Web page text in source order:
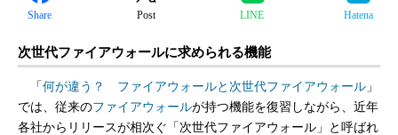
Share Post LINE Hatena
次世代ファイアウォールに求められる機能
「何が違う？ ファイアウォールと次世代ファイアウォール 」
では、従来のファイアウォールが持つ機能を復習しながら、近年
各社からリリースが相次ぐ「次世代ファイアウォール」と呼ばれ